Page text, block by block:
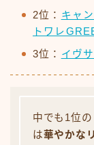
2位： キャ
トワレ
3位： イヴ
中でも1位
は華やかな